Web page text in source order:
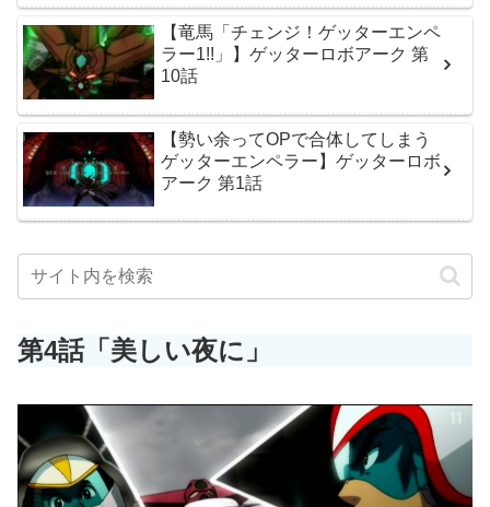
【竜馬「チェンジ！ゲッターエンペ
ラー1!!」】ゲッターロボアーク 第
10話
【勢い余ってOPで合体してしまう
ゲッターエンペラー】ゲッターロボ
アーク 第1話
第4話「美しい夜に 」